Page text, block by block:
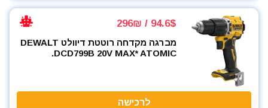
94.6$ / 296₪
מברגה מקדחה רוטטת דיוולט DEWALT
DCD799B 20V MAX* ATOMIC.
לרכישה